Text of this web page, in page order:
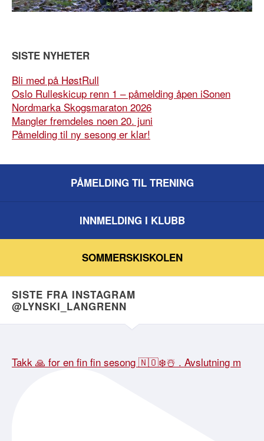
SISTE NYHETER
Bli med på HøstRull
Oslo Rulleskicup renn 1 – påmelding åpen iSonen
Nordmarka Skogsmaraton 2026
Mangler fremdeles noen 20. juni
Påmelding til ny sesong er klar!
PÅMELDING TIL TRENING
INNMELDING I KLUBB
SOMMERSKISKOLEN
SISTE FRA INSTAGRAM
@LYNSKI_LANGRENN
Takk 🙏 for en fin fin sesong 🇳🇴❄️☃️ . Avslutning m